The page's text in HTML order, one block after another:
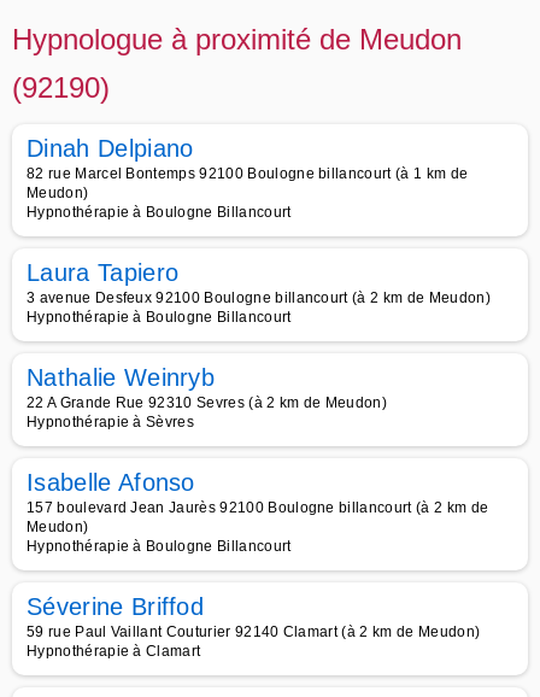
Hypnologue à proximité de Meudon
(92190)
Dinah Delpiano
82 rue Marcel Bontemps 92100 Boulogne billancourt (à 1 km de
Meudon)
Hypnothérapie à Boulogne Billancourt
Laura Tapiero
3 avenue Desfeux 92100 Boulogne billancourt (à 2 km de Meudon)
Hypnothérapie à Boulogne Billancourt
Nathalie Weinryb
22 A Grande Rue 92310 Sevres (à 2 km de Meudon)
Hypnothérapie à Sèvres
Isabelle Afonso
157 boulevard Jean Jaurès 92100 Boulogne billancourt (à 2 km de
Meudon)
Hypnothérapie à Boulogne Billancourt
Séverine Briffod
59 rue Paul Vaillant Couturier 92140 Clamart (à 2 km de Meudon)
Hypnothérapie à Clamart